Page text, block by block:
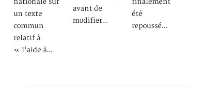
un texte
commun
relatif à
« l’aide à…
avant de
modifier…
été
repoussé…